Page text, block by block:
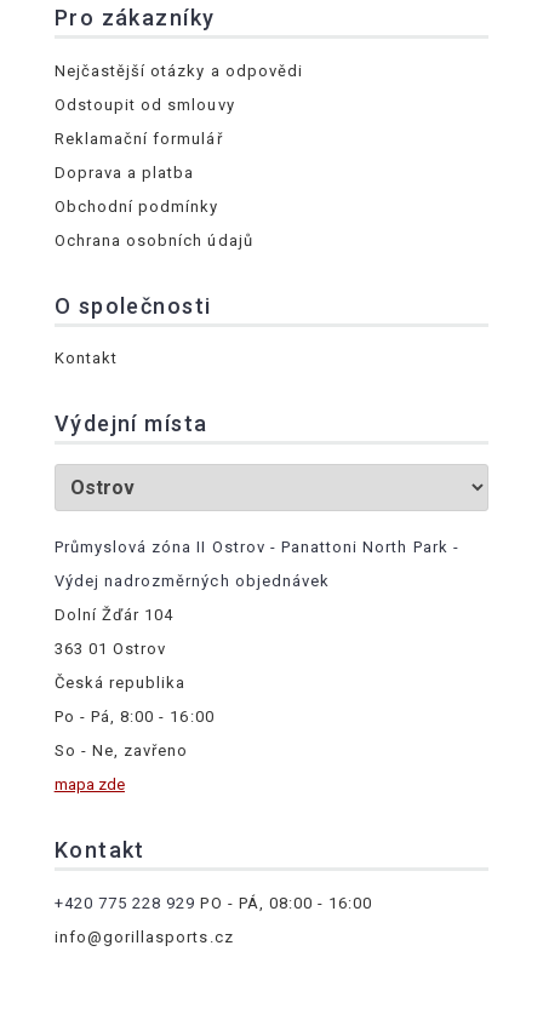
Pro zákazníky
Nejčastější otázky a odpovědi
Odstoupit od smlouvy
Reklamační formulář
Doprava a platba
Obchodní podmínky
Ochrana osobních údajů
O společnosti
Kontakt
Výdejní místa
Průmyslová zóna II Ostrov - Panattoni North Park -
Výdej nadrozměrných objednávek
Dolní Žďár 104
363 01 Ostrov
Česká republika
Po - Pá, 8:00 - 16:00
So - Ne, zavřeno
mapa zde
Kontakt
+420 775 228 929 PO - PÁ, 08:00 - 16:00
info@gorillasports.cz